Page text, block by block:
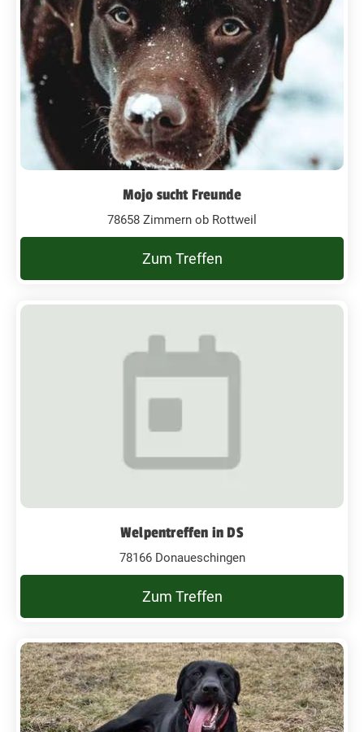
Mojo sucht Freunde
78658 Zimmern ob Rottweil
Zum Treffen
Welpentreffen in DS
78166 Donaueschingen
Zum Treffen